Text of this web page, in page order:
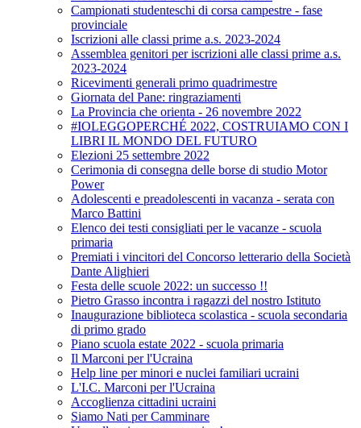
Campionati studenteschi di corsa campestre - fase
provinciale
Iscrizioni alle classi prime a.s. 2023-2024
Assemblea genitori per iscrizioni alle classi prime a.s.
2023-2024
Ricevimenti generali primo quadrimestre
Giornata del Pane: ringraziamenti
La Provincia che orienta - 26 novembre 2022
#IOLEGGOPERCHÉ 2022, COSTRUIAMO CON I
LIBRI IL MONDO DEL FUTURO
Elezioni 25 settembre 2022
Cerimonia di consegna delle borse di studio Motor
Power
Adolescenti e preadolescenti in vacanza - serata con
Marco Battini
Elenco dei testi consigliati per le vacanze - scuola
primaria
Premiati i vincitori del Concorso letterario della Società
Dante Alighieri
Festa delle scuole 2022: un successo !!
Pietro Grasso incontra i ragazzi del nostro Istituto
Inaugurazione biblioteca scolastica - scuola secondaria
di primo grado
Piano scuola estate 2022 - scuola primaria
Il Marconi per l'Ucraina
Help line per minori e nuclei familiari ucraini
L'I.C. Marconi per l'Ucraina
Accoglienza cittadini ucraini
Siamo Nati per Camminare